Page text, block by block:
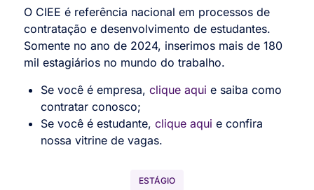
O CIEE é referência nacional em processos de
contratação e desenvolvimento de estudantes.
Somente no ano de 2024, inserimos mais de 180
mil estagiários no mundo do trabalho.
Se você é empresa, clique aqui e saiba como
contratar conosco;
Se você é estudante, clique aqui e confira
nossa vitrine de vagas.
ESTÁGIO